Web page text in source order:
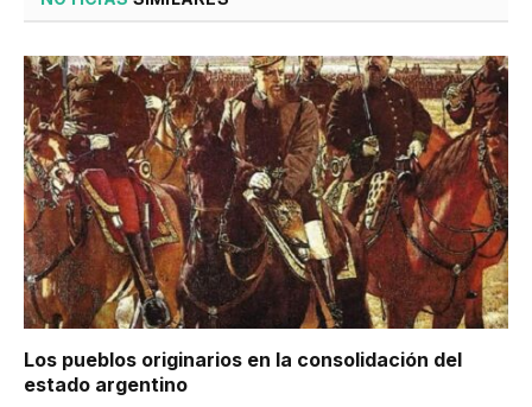
Los pueblos originarios en la consolidación del
estado argentino